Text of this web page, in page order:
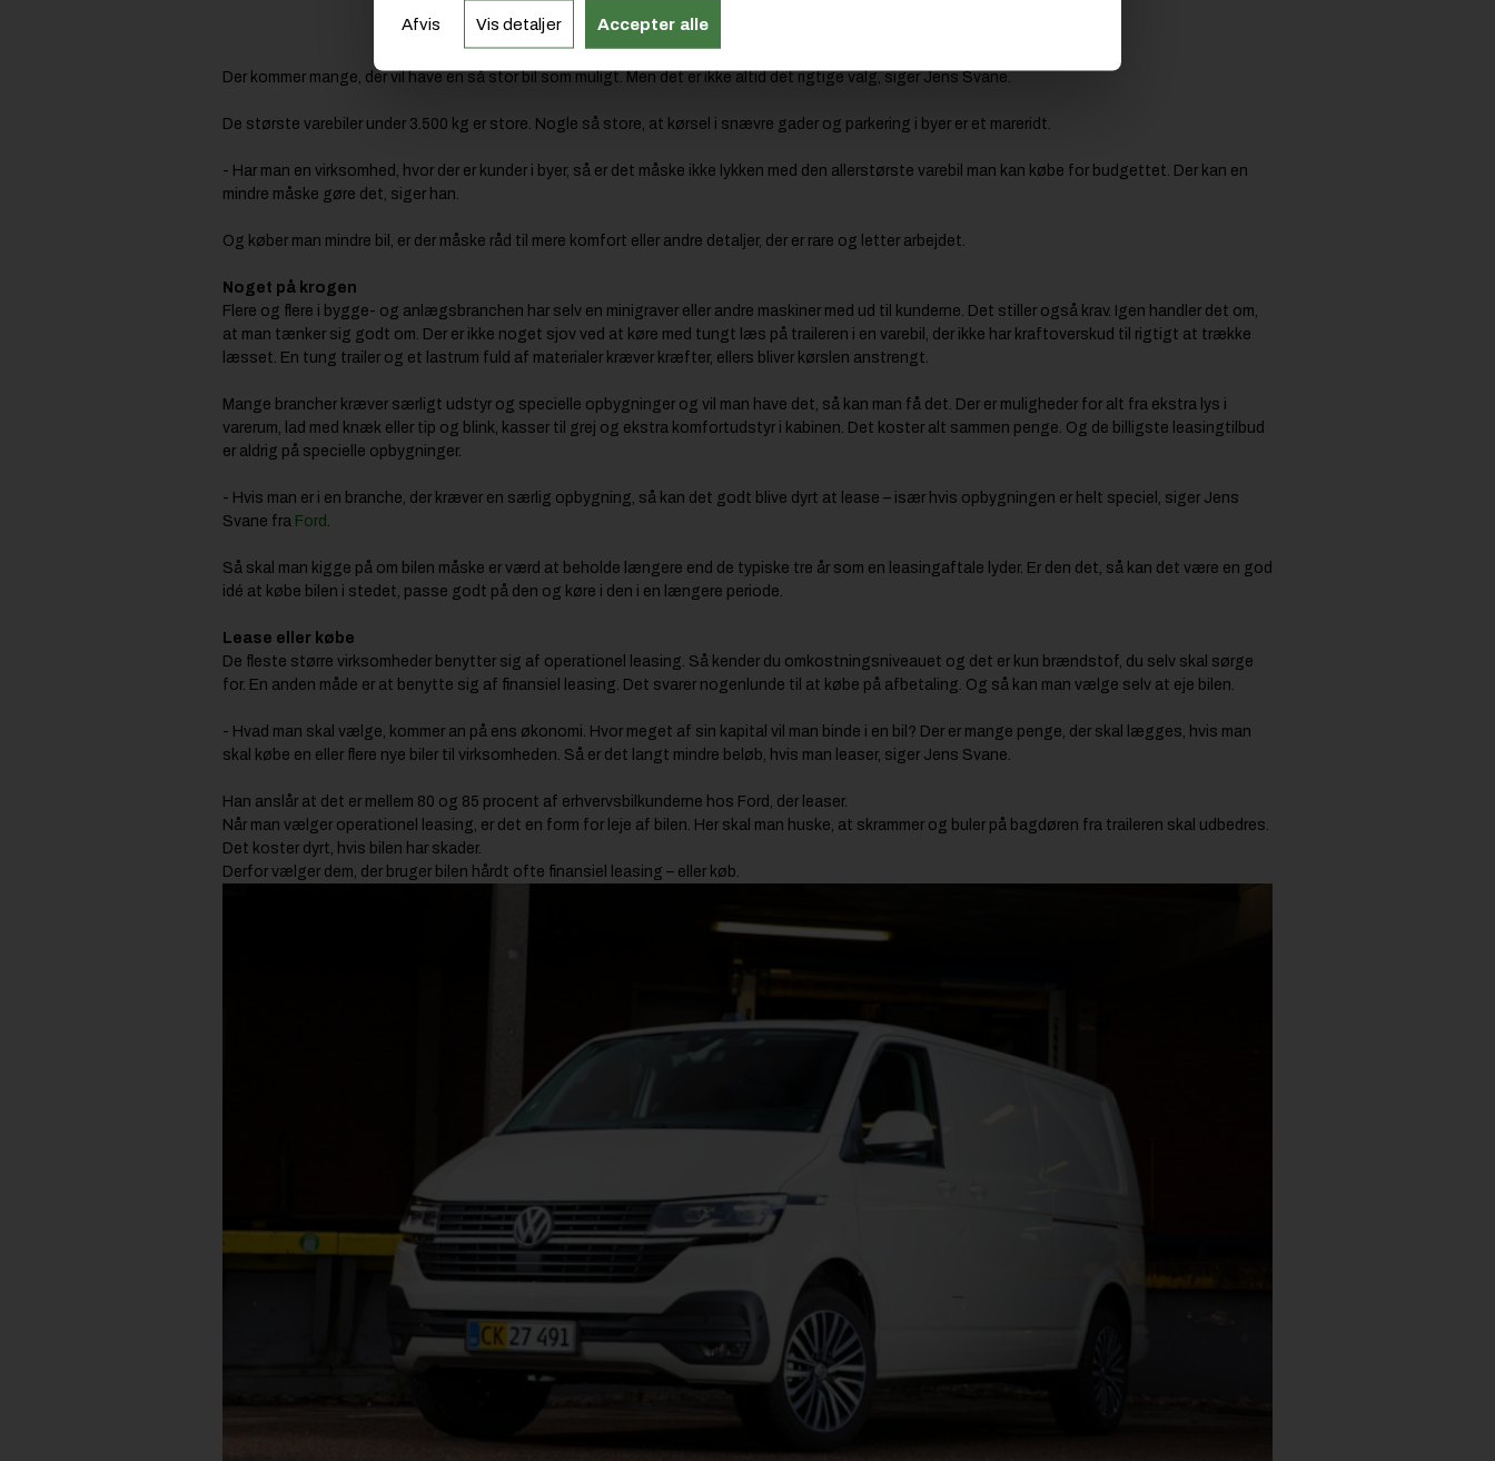
Holder du din varebil ren og smittefri?
Der kommer mange, der vil have en så stor bil som muligt. Men det er ikke altid det rigtige valg, siger Jens Svane.
De største varebiler under 3.500 kg er store. Nogle så store, at kørsel i snævre gader og parkering i byer er et mareridt.
- Har man en virksomhed, hvor der er kunder i byer, så er det måske ikke lykken med den allerstørste varebil man kan købe for budgettet. Der kan en
mindre måske gøre det, siger han.
Og køber man mindre bil, er der måske råd til mere komfort eller andre detaljer, der er rare og letter arbejdet.
Noget på krogen
Flere og flere i bygge- og anlægsbranchen har selv en minigraver eller andre maskiner med ud til kunderne. Det stiller også krav. Igen handler det om,
at man tænker sig godt om. Der er ikke noget sjov ved at køre med tungt læs på traileren i en varebil, der ikke har kraftoverskud til rigtigt at trække
læsset. En tung trailer og et lastrum fuld af materialer kræver kræfter, ellers bliver kørslen anstrengt.
Mange brancher kræver særligt udstyr og specielle opbygninger og vil man have det, så kan man få det. Der er muligheder for alt fra ekstra lys i
varerum, lad med knæk eller tip og blink, kasser til grej og ekstra komfortudstyr i kabinen. Det koster alt sammen penge. Og de billigste leasingtilbud
er aldrig på specielle opbygninger.
- Hvis man er i en branche, der kræver en særlig opbygning, så kan det godt blive dyrt at lease – især hvis opbygningen er helt speciel, siger Jens
Svane fra Ford
Så skal man kigge på om bilen måske er værd at beholde længere end de typiske tre år som en leasingaftale lyder. Er den det, så kan det være en god
idé at købe bilen i stedet, passe godt på den og køre i den i en længere periode.
Lease eller købe
De fleste større virksomheder benytter sig af operationel leasing. Så kender du omkostningsniveauet og det er kun brændstof, du selv skal sørge
for. En anden måde er at benytte sig af finansiel leasing. Det svarer nogenlunde til at købe på afbetaling. Og så kan man vælge selv at eje bilen.
- Hvad man skal vælge, kommer an på ens økonomi. Hvor meget af sin kapital vil man binde i en bil? Der er mange penge, der skal lægges, hvis man
skal købe en eller flere nye biler til virksomheden. Så er det langt mindre beløb, hvis man leaser, siger Jens Svane.
Han anslår at det er mellem 80 og 85 procent af erhvervsbilkunderne hos Ford, der leaser.
Når man vælger operationel leasing, er det en form for leje af bilen. Her skal man huske, at skrammer og buler på bagdøren fra traileren skal udbedres.
Det koster dyrt, hvis bilen har skader.
Derfor vælger dem, der bruger bilen hårdt ofte finansiel leasing – eller køb.
Afvis Vis detaljer Accepter alle